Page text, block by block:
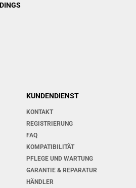
KUNDENDIENST
KONTAKT
REGISTRIERUNG
FAQ
KOMPATIBILITÄT
PFLEGE UND WARTUNG
GARANTIE & REPARATUR
HÄNDLER